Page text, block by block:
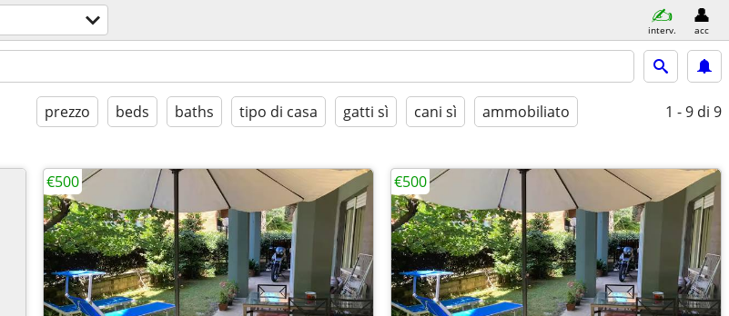
interv. acc
prezzo beds baths tipo di casa gatti sì cani sì ammobiliato 1 - 9 di 9
€500 €500